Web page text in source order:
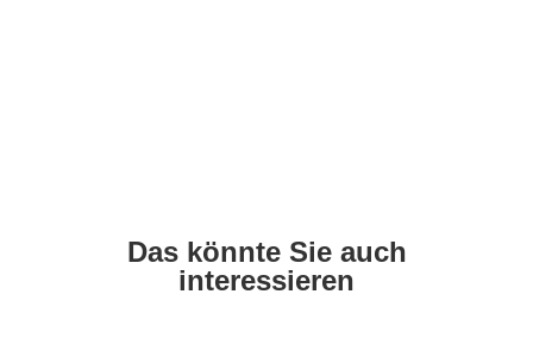
Das könnte Sie auch
interessieren